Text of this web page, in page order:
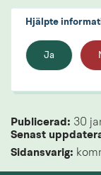
Hjälpte
Ja
Publicerad: 30
Senast
Sidansvarig: